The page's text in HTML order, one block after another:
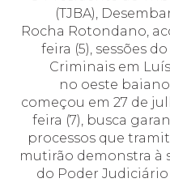
(TJBA),
Rocha Rotondano,
feira (5), sessões
Criminais em
no oeste
começou em 27 de
feira (7), busca
processos que
mutirão demonstra à
do Poder